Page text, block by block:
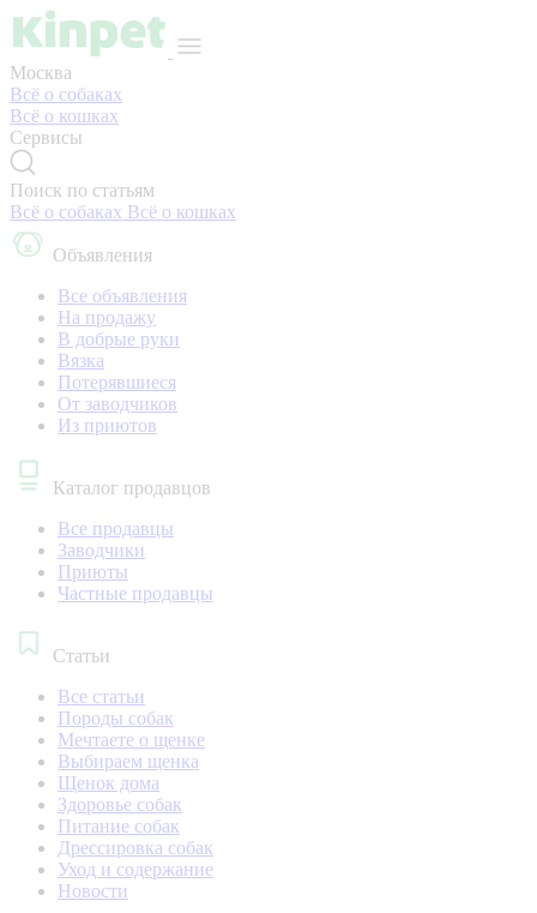
Москва
Всё о собаках
Всё о кошках
Сервисы
Поиск по статьям
Всё о собаках Всё о кошках
Объявления
Все объявления
На продажу
В добрые руки
Вязка
Потерявшиеся
От заводчиков
Из приютов
Каталог продавцов
Все продавцы
Заводчики
Приюты
Частные продавцы
Статьи
Все статьи
Породы собак
Мечтаете о щенке
Выбираем щенка
Щенок дома
Здоровье собак
Питание собак
Дрессировка собак
Уход и содержание
Новости